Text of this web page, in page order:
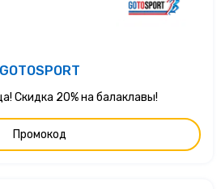
GOTOSPORT
Скидка 20% на балаклавы!
Промокод